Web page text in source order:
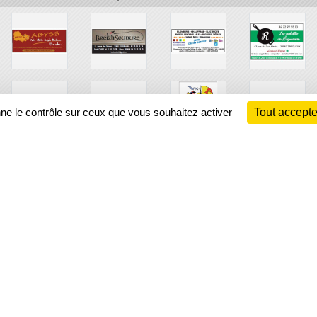
le contrôle sur ceux que vous souhaitez activer Tout